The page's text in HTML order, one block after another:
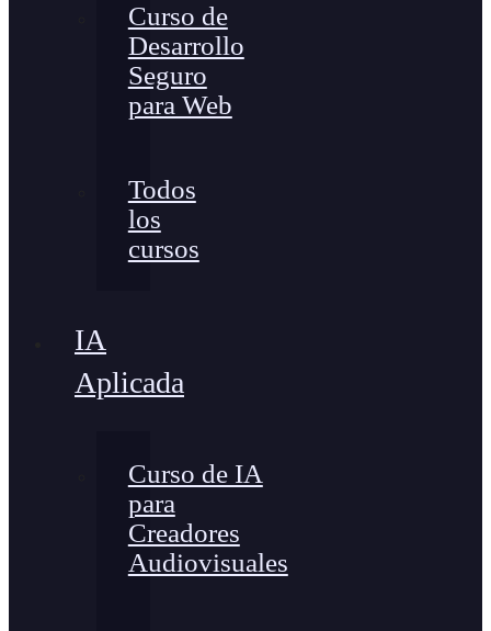
Curso de
Desarrollo
Seguro
para Web
Todos
los
cursos
IA
Aplicada
Curso de IA
para
Creadores
Audiovisuales